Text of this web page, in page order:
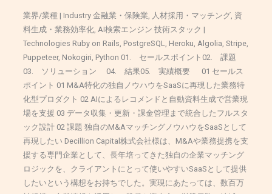
業界/業種 | Industry 金融業・保険業, 人材採用・マッチング, 資
料生成・業務効率化, AI検索エンジン 技術スタック |
Technologies Ruby on Rails, PostgreSQL, Heroku, Algolia, Stripe,
Puppeteer, Nokogiri, Python 01. セールスポイント02. 課題
03. ソリューション 04. 結果05. 実績概要 01 セールス
ポイント 01 M&A特化の独自ノウハウをSaaSに再現した業務特
化型プロダクト 02 AIによるレコメンドと自動資料生成で営業現
場を支援 03 データ収集・更新・課金管理まで統合したフルスタ
ック設計 02 課題 独自のM&AマッチングノウハウをSaaSとして
再現したい Decillion Capital株式会社様は、M&Aや業務提携を支
援する専門企業として、長年培ってきた独自の企業マッチング
ロジックを、クライアントにとって使いやすいSaaSとして提供
したいという構想をお持ちでした。実現にあたっては、数百万
築
支
援